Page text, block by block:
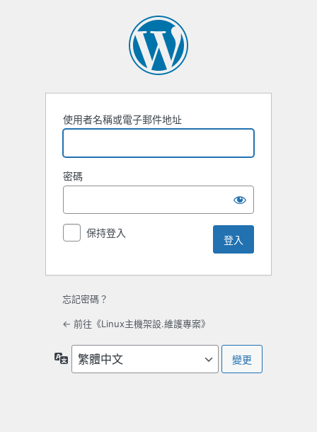
使用者名稱或電子郵件地址
密碼
保持登入
忘記密碼？
← 前往《Linux主機架設.維護專案》
言